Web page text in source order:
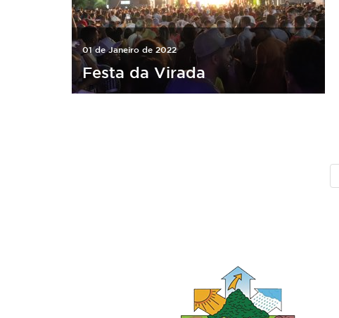
01 de Janeiro de 2022
Festa da Virada